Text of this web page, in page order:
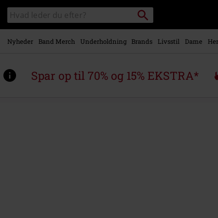
Gå til
hovedindhold
Søg
sortiment
Søg
Nyheder Band Merch Underholdning Brands Livsstil Dame
Spar op til 70% og 15% EKSTRA*